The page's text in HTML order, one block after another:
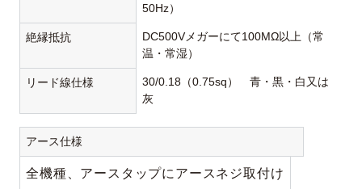
50Hz）
絶縁抵抗
DC500Vメガーにて100MΩ以上（常
温・常湿）
リード線仕様
30/0.18（0.75sq） 青・黒・白又は
灰
アース仕様
全機種、アースタップにアースネジ取付け